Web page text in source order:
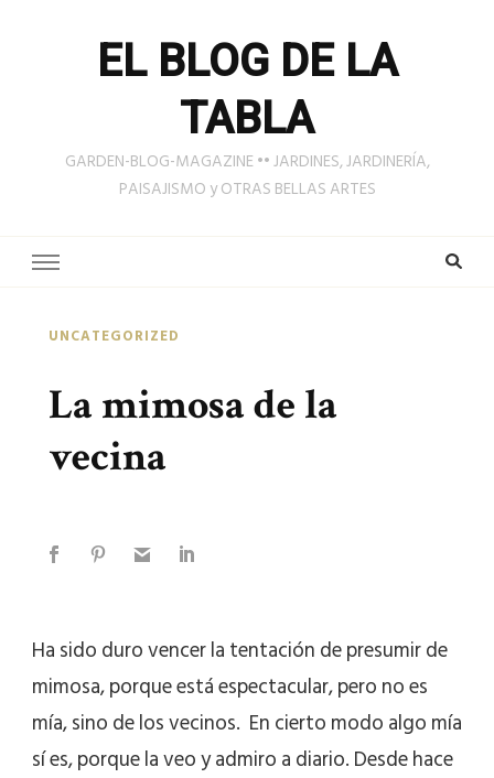
EL BLOG DE LA
TABLA
GARDEN-BLOG-MAGAZINE •• JARDINES, JARDINERÍA,
PAISAJISMO y OTRAS BELLAS ARTES
UNCATEGORIZED
La mimosa de la
vecina
Ha sido duro vencer la tentación de presumir de
mimosa, porque está espectacular, pero no es
mía, sino de los vecinos. En cierto modo algo mía
sí es, porque la veo y admiro a diario. Desde hace